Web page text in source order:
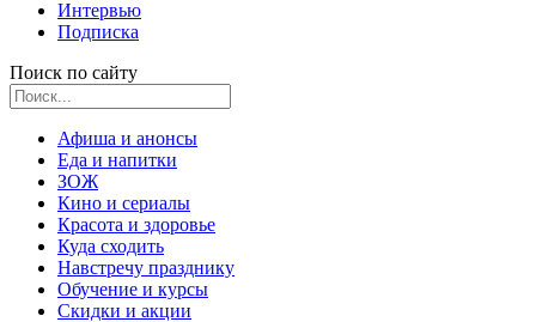
Интервью
Подписка
Поиск по сайту
Афиша и анонсы
Еда и напитки
ЗОЖ
Кино и сериалы
Красота и здоровье
Куда сходить
Навстречу празднику
Обучение и курсы
Скидки и акции